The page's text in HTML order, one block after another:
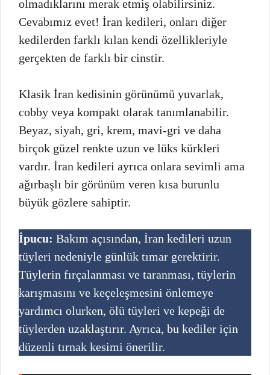
olmadıklarını merak etmiş olabilirsiniz.
Cevabımız evet! İran kedileri, onları diğer
kedilerden farklı kılan kendi özellikleriyle
gerçekten de farklı bir cinstir.
Klasik İran kedisinin görünümü yuvarlak,
cobby veya kompakt olarak tanımlanabilir.
Beyaz, siyah, gri, krem, mavi-gri ve daha
birçok güzel renkte uzun ve lüks kürkleri
vardır. İran kedileri ayrıca onlara sevimli ama
ağırbaşlı bir görünüm veren kısa burunlu
büyük gözlere sahiptir.
İpucu: Bakım açısından, İran kedileri uzun
tüyleri nedeniyle günlük tımar gerektirir.
Tüylerin fırçalanması ve taranması, tüylerin
karışmasını ve keçeleşmesini önlemeye
yardımcı olurken, ölü tüyleri ve kepeği de
tüylerden uzaklaştırır. Ayrıca, bu kediler için
düzenli tırnak kesimi önerilir.